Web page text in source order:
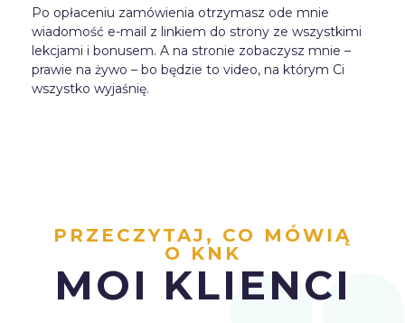
Po opłaceniu zamówienia otrzymasz ode mnie
wiadomość e-mail z linkiem do strony ze wszystkimi
lekcjami i bonusem. A na stronie zobaczysz mnie –
prawie na żywo – bo będzie to video, na którym Ci
wszystko wyjaśnię.
PRZECZYTAJ, CO MÓWIĄ
O KNK
MOI KLIENCI